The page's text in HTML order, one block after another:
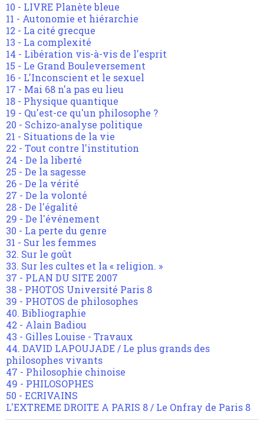
10 - LIVRE Planète bleue
11 - Autonomie et hiérarchie
12 - La cité grecque
13 - La complexité
14 - Libération vis-à-vis de l'esprit
15 - Le Grand Bouleversement
16 - L'Inconscient et le sexuel
17 - Mai 68 n'a pas eu lieu
18 - Physique quantique
19 - Qu'est-ce qu'un philosophe ?
20 - Schizo-analyse politique
21 - Situations de la vie
22 - Tout contre l'institution
24 - De la liberté
25 - De la sagesse
26 - De la vérité
27 - De la volonté
28 - De l'égalité
29 - De l'événement
30 - La perte du genre
31 - Sur les femmes
32. Sur le goût
33. Sur les cultes et la « religion. »
37 - PLAN DU SITE 2007
38 - PHOTOS Université Paris 8
39 - PHOTOS de philosophes
40. Bibliographie
42 - Alain Badiou
43 - Gilles Louise - Travaux
44. DAVID LAPOUJADE / Le plus grands des
philosophes vivants
47 - Philosophie chinoise
49 - PHILOSOPHES
50 - ECRIVAINS
L'EXTREME DROITE A PARIS 8 / Le Onfray de Paris 8